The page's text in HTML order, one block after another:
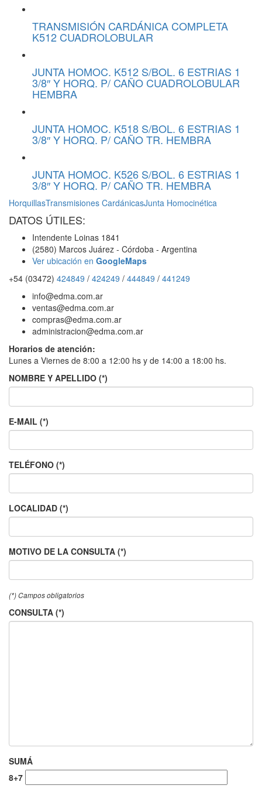
TRANSMISIÓN CARDÁNICA COMPLETA
K512 CUADROLOBULAR
JUNTA HOMOC. K512 S/BOL. 6 ESTRIAS 1
3/8″ Y HORQ. P/ CAÑO CUADROLOBULAR
HEMBRA
JUNTA HOMOC. K518 S/BOL. 6 ESTRIAS 1
3/8″ Y HORQ. P/ CAÑO TR. HEMBRA
JUNTA HOMOC. K526 S/BOL. 6 ESTRIAS 1
3/8″ Y HORQ. P/ CAÑO TR. HEMBRA
HorquillasTransmisiones CardánicasJunta Homocinética
DATOS ÚTILES:
Intendente Loinas 1841
(2580) Marcos Juárez - Córdoba - Argentina
Ver ubicación en GoogleMaps
+54 (03472) 424849 / 424249 / 444849 / 441249
info@edma.com.ar
ventas@edma.com.ar
compras@edma.com.ar
administracion@edma.com.ar
Horarios de atención:
Lunes a Viernes de 8:00 a 12:00 hs y de 14:00 a 18:00 hs.
NOMBRE Y APELLIDO (*)
E-MAIL (*)
TELÉFONO (*)
LOCALIDAD (*)
MOTIVO DE LA CONSULTA (*)
(*) Campos obligatorios
CONSULTA (*)
SUMÁ
8+7